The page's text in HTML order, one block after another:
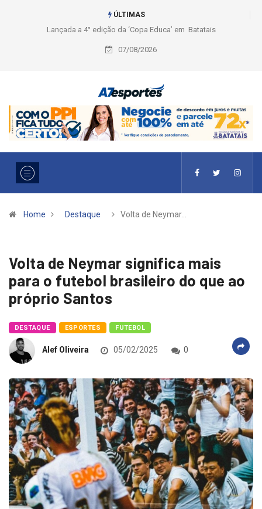
ÚLTIMAS
Liga 2026: Equipes rompem com a LABE na Série
07/08/2026
Home Destaque Volta de Neymar…
Volta de Neymar significa mais
para o futebol brasileiro do que ao
próprio Santos
DESTAQUE ESPORTES FUTEBOL
Alef Oliveira 05/02/2025 0